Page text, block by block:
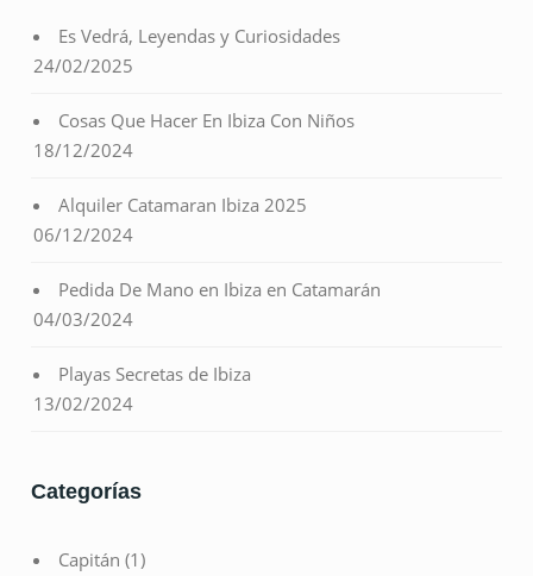
Es Vedrá, Leyendas y Curiosidades
24/02/2025
Cosas Que Hacer En Ibiza Con Niños
18/12/2024
Alquiler Catamaran Ibiza 2025
06/12/2024
Pedida De Mano en Ibiza en Catamarán
04/03/2024
Playas Secretas de Ibiza
13/02/2024
Categorías
Capitán (1)